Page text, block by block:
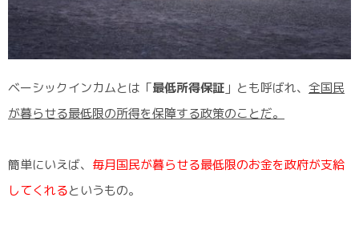
デメリット①「財源の確保」
デメリット②「労働意欲が低下する」
デメリット③「貧富の差の拡大」
ベーシックインカムで変わる将来への「不安」
ベーシックインカムとは「最低所得保証 」とも呼ばれ、 全国民
が暮らせる最低限の所得を保障する政策のことだ。
簡単にいえば、 毎月国民が暮らせる最低限のお金を政府が支給
してくれるというもの。